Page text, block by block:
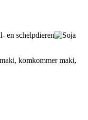
komkommer maki,